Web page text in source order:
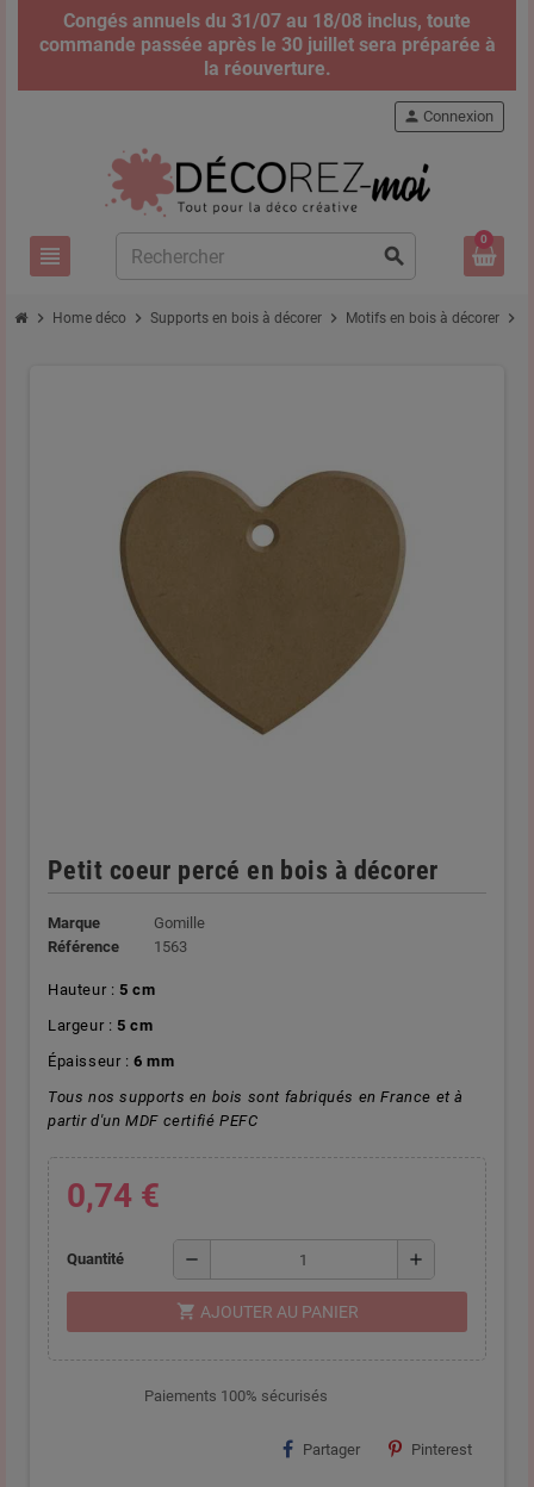
Congés annuels du 31/07 au 18/08 inclus, toute
commande passée après le 30 juillet sera préparée à
la réouverture.
view_headline search
person Connexion
0
chevron_right Home déco chevron_right Supports en bois à décorer chevron_right Motifs en bois à décorer chevron_right
Petit coeur percé en bois à décorer
Marque
Gomille
Référence
1563
Hauteur : 5 cm
Largeur : 5 cm
Épaisseur : 6 mm
Tous nos supports en bois sont fabriqués en France et à
partir d'un MDF certifié PEFC
0,74 €
Quantité remove add
shopping_cart AJOUTER AU PANIER
Paiements 100% sécurisés
Partager Pinterest